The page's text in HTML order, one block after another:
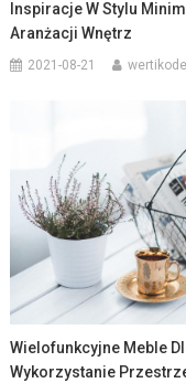
Inspiracje W Stylu
Aranżacji Wnętrz
2021-08-21
Wielofunkcyjne Meble
Wykorzystanie